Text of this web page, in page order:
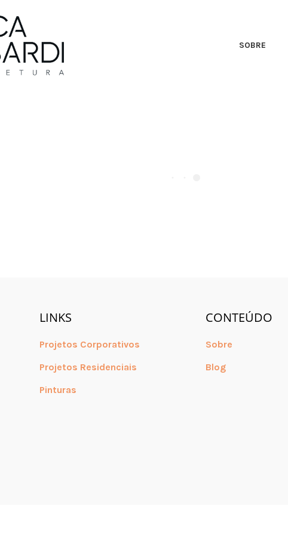
SOBRE
LINKS
Projetos Corporativos
Projetos Residenciais
Pinturas
CONTEÚDO
Sobre
Blog